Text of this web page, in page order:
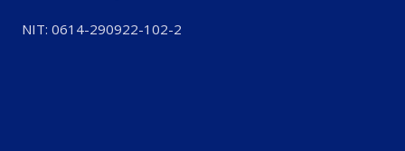
NIT: 0614-290922-102-2